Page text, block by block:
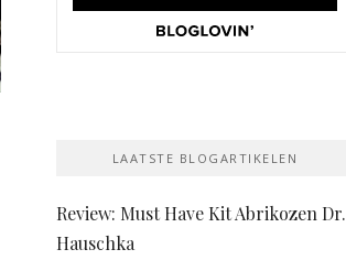
LAATSTE BLOGARTIKELEN
Review: Must Have Kit Abrikozen Dr.
Hauschka